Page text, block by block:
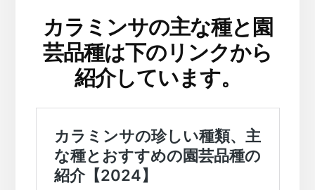
カラミンサの主な種と園
芸品種は下のリンクから
紹介しています。